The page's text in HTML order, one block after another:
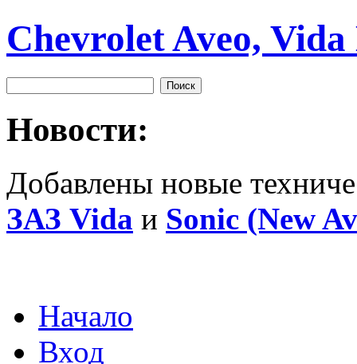
Chevrolet Aveo,
Новости:
Добавлены новые
ЗАЗ Vida и Sonic (New
Начало
Вход